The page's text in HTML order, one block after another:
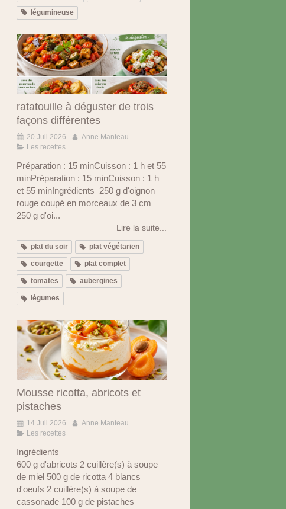
légumineuse
ratatouille à déguster de trois
façons différentes
20 Juil 2026
Anne Manteau
Les recettes
Préparation : 15 minCuisson : 1 h et 55
minPréparation : 15 minCuisson : 1 h
et 55 minIngrédients 250 g d'oignon
rouge coupé en morceaux de 3 cm
250 g d'oi...
Lire la suite...
plat du soir plat végétarien
courgette plat complet
tomates aubergines
légumes
Mousse ricotta, abricots et
pistaches
14 Juil 2026
Anne Manteau
Les recettes
Ingrédients
600 g d'abricots 2 cuillère(s) à soupe
de miel 500 g de ricotta 4 blancs
d'oeufs 2 cuillère(s) à soupe de
cassonade 100 g de pistaches